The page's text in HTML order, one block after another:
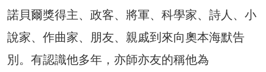
諾貝爾獎得主、政客、將軍、科學家、詩人、小
說家、作曲家、朋友、親戚到來向奧本海默告
別。有認識他多年，亦師亦友的稱他為